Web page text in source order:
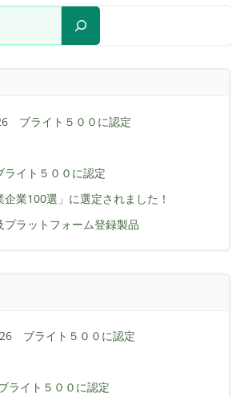
ブライト５００に認定
イト５００に認定
企業100選」に選定されました！
ラットフォーム登録製品
ブライト５００に認定
イト５００に認定